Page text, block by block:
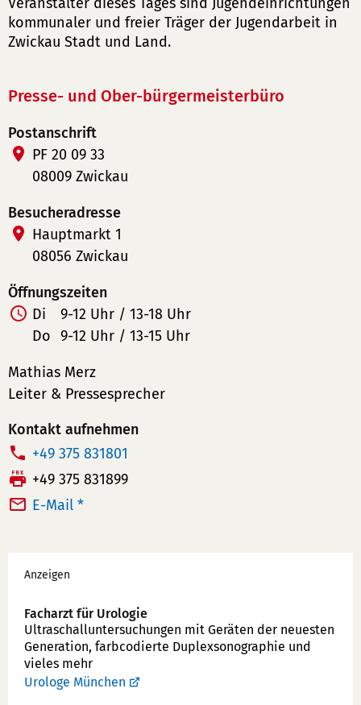
kommunaler und freier Träger der Jugendarbeit in
Zwickau Stadt und Land.
Presse- und Ober-bürgermeisterbüro
Postanschrift
PF 20 09 33
08009 Zwickau
Besucheradresse
Hauptmarkt 1
08056 Zwickau
Öffnungszeiten
Di
9-12 Uhr / 13-18 Uhr
Do 9-12 Uhr / 13-15 Uhr
Mathias Merz
Leiter & Pressesprecher
Kontakt aufnehmen
T
e
l
n
u
m
m
e
+49 375 831801
F
a
+49 375 831899
E-Mail *
Werbung
Anzeigen
Facharzt für Urologie
Ultraschallunter­suchungen mit Geräten der neuesten
Generation, farbcodierte Duplex­sonographie und
vieles mehr
Urologe München